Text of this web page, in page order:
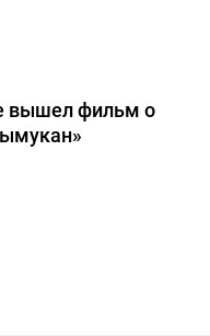
вышел фильм о